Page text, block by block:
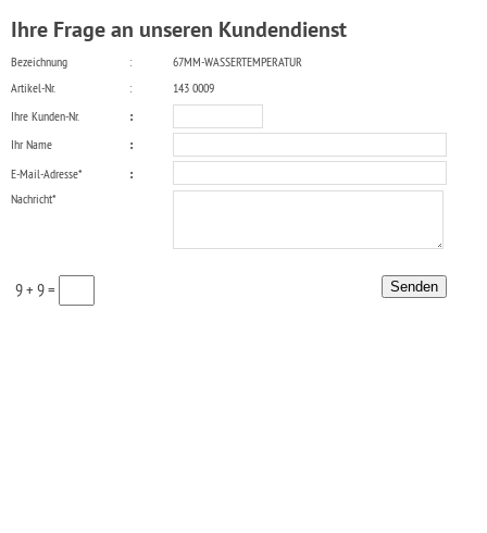
Ihre Frage an unseren Kundendienst
Bezeichnung :
67MM-WASSERTEMPERATUR
Artikel-Nr.
:
143 0009
Ihre Kunden-Nr.
:
Ihr Name
:
E-Mail-Adresse*
:
Nachricht*
9 + 9 =